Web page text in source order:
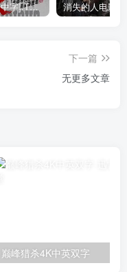
火遮眼[国语中字].The.Furious.2026.1080p+2160p高清下载
下一篇
无更多文章
巅峰猎杀4K中英双字